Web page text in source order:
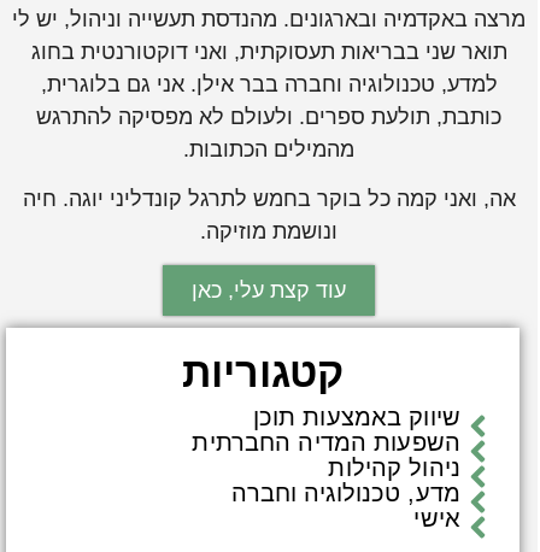
מרצה באקדמיה ובארגונים. מהנדסת תעשייה וניהול, יש לי
תואר שני בבריאות תעסוקתית, ואני דוקטורנטית בחוג
למדע, טכנולוגיה וחברה בבר אילן. אני גם בלוגרית,
כותבת, תולעת ספרים. ולעולם לא מפסיקה להתרגש
מהמילים הכתובות.
אה, ואני קמה כל בוקר בחמש לתרגל קונדליני יוגה. חיה
ונושמת מוזיקה.
עוד קצת עלי, כאן
קטגוריות
שיווק באמצעות תוכן
השפעות המדיה החברתית
ניהול קהילות
מדע, טכנולוגיה וחברה
אישי